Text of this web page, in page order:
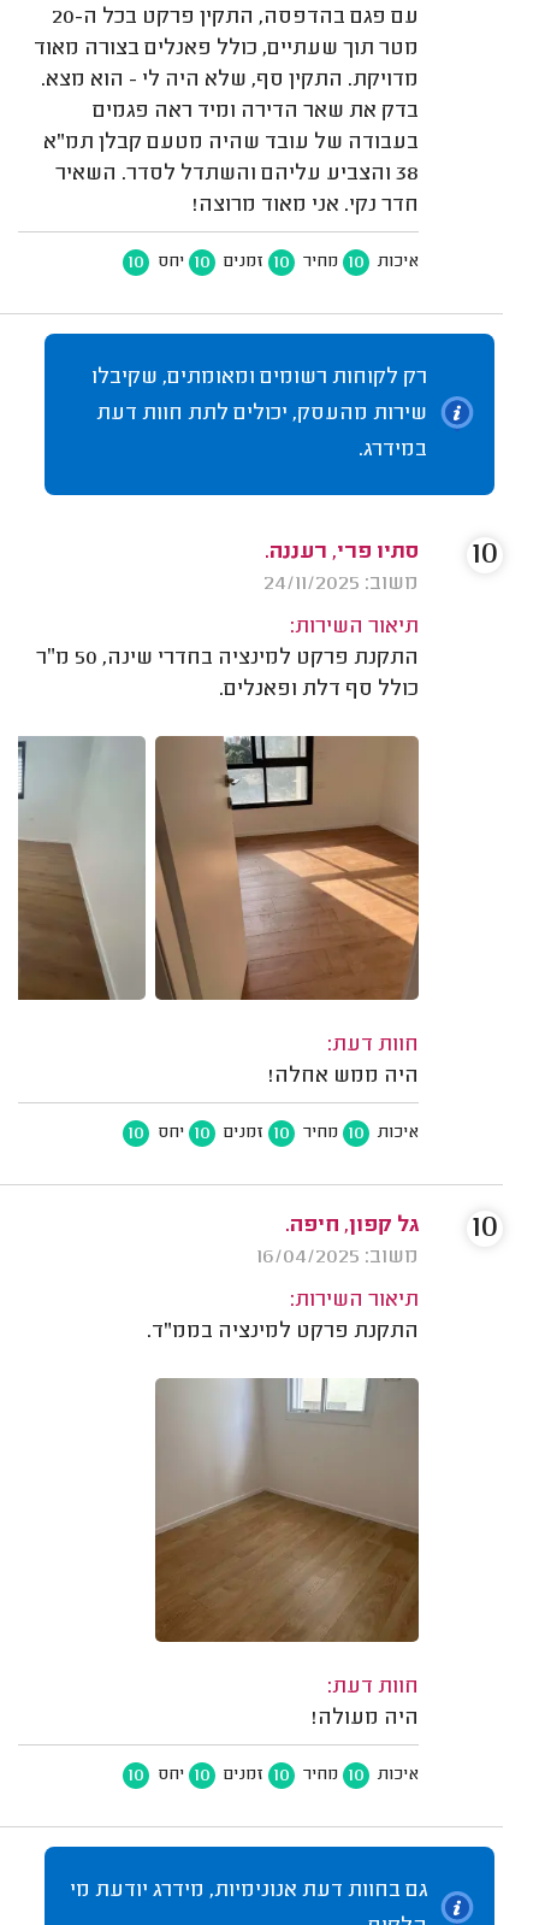
עם פגם בהדפסה, התקין פרקט בכל ה-20
מטר תוך שעתיים, כולל פאנלים בצורה מאוד
מדויקת. התקין סף, שלא היה לי - הוא מצא.
בדק את שאר הדירה ומיד ראה פגמים
בעבודה של עובד שהיה מטעם קבלן תמ"א
38 והצביע עליהם והשתדל לסדר. השאיר
חדר נקי. אני מאוד מרוצה!
איכות 10 מחיר 10 זמנים 10 יחס 10
רק לקוחות רשומים ומאומתים, שקיבלו
שירות מהעסק, יכולים לתת חוות דעת
במידרג.
סתיו פרי, רעננה.
משוב: 24/11/2025
תיאור השירות:
התקנת פרקט למינציה בחדרי שינה, 50 מ״ר
כולל סף דלת ופאנלים.
חוות דעת:
היה ממש אחלה!
איכות 10 מחיר 10 זמנים 10 יחס 10
10
גל קפון, חיפה.
משוב: 16/04/2025
תיאור השירות:
התקנת פרקט למינציה בממ"ד.
חוות דעת:
היה מעולה!
איכות 10 מחיר 10 זמנים 10 יחס 10
10
גם בחוות דעת אנונימיות, מידרג יודעת מי